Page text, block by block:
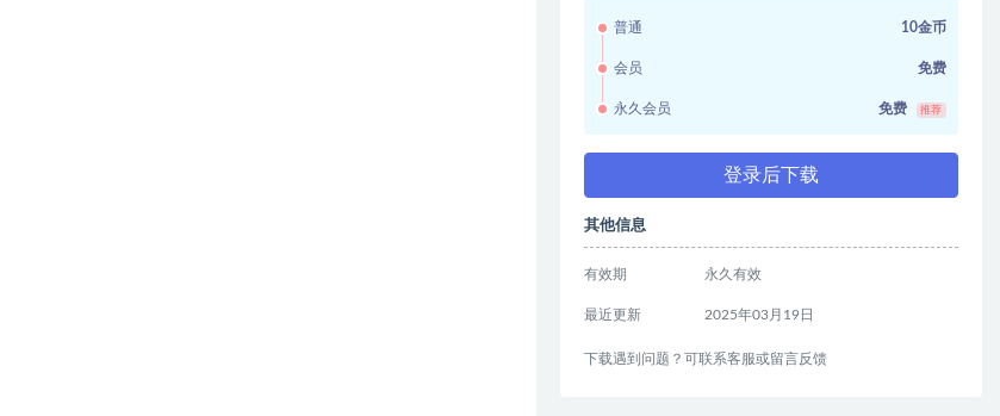
普通 10金币
会员 免费
永久会员 免费 推荐
登录后下载
其他信息
有效期 永久有效
最近更新 2025年03月19日
下载遇到问题？可联系客服或留言反馈